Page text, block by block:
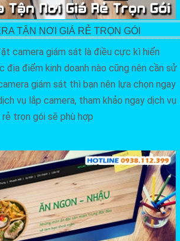
TẬN NƠI GIÁ RẺ TRỌN GÓI
camera giám sát là điều cực kì hiển
địa điểm kinh doanh nào cũng nên cần sử
giám sát thì bạn nên lựa chọn ngay
vụ lắp camera, tham khảo ngay dịch vụ
trọn gói sẽ phù hợp